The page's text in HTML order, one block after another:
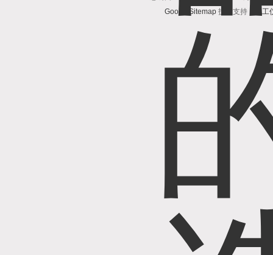
GoogleSitemap 技术支持： 化